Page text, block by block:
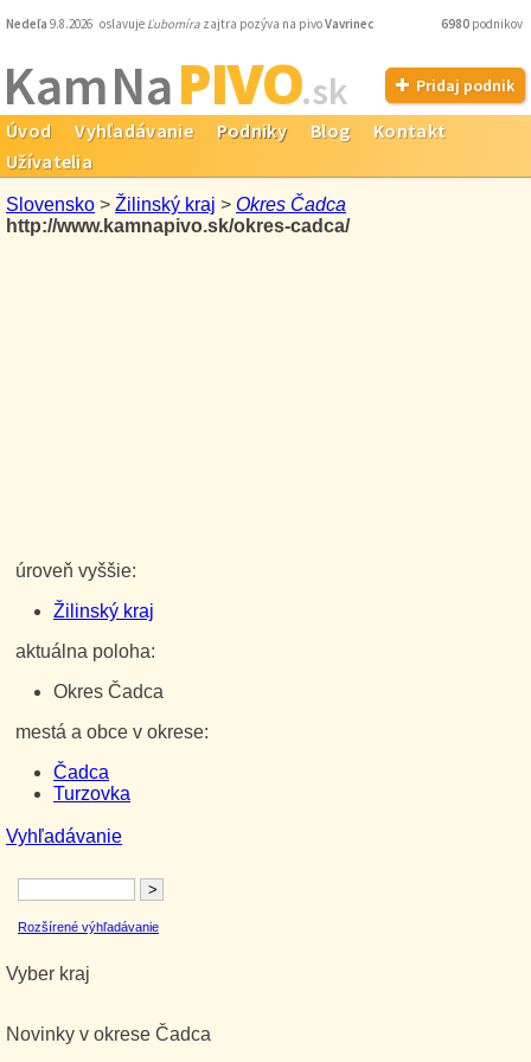
Nedeľa 9.8.2026 oslavuje Ľubomíra zajtra pozýva na pivoVavrinec 6980 podnikov
Kam NaPIVO.sk Pridaj podnik
Úvod Vyhľadávanie Podniky Blog
Kontakt
Užívatelia
Slovensko > Žilinský kraj > Okres Čadca
Vyhľadávanie
Rozšírené výhľadávanie
Vyber kraj
Novinky v okrese Čadca
http://www.kamnapivo.sk/okres-cadca/
úroveň vyššie:
Žilinský kraj
aktuálna poloha:
Okres Čadca
mestá a obce v okrese:
Čadca
Turzovka